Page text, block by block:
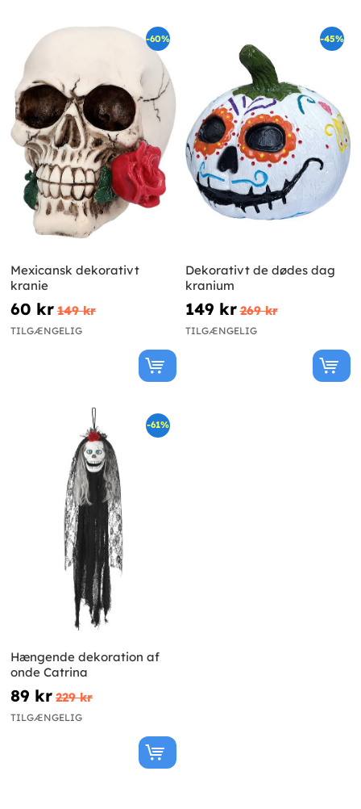
-60%
Mexicansk dekorativt
kranie
60 kr 149 kr
TILGÆNGELIG
-45%
Dekorativt de dødes dag
kranium
149 kr 269 kr
TILGÆNGELIG
-61%
Hængende dekoration af
onde Catrina
89 kr 229 kr
TILGÆNGELIG